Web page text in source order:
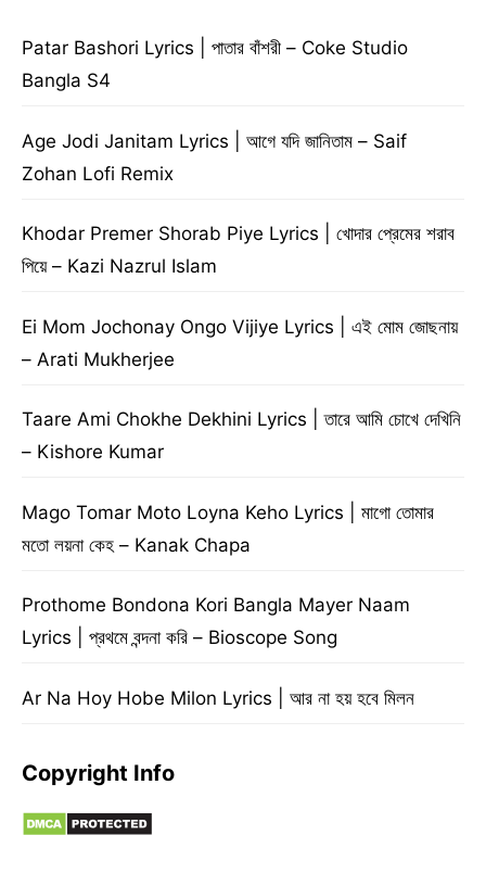
Patar Bashori Lyrics | পাতার বাঁশরী – Coke Studio
Bangla S4
Age Jodi Janitam Lyrics | আগে যদি জানিতাম – Saif
Zohan Lofi Remix
Khodar Premer Shorab Piye Lyrics | খোদার প্রেমের শরাব
পিয়ে – Kazi Nazrul Islam
Ei Mom Jochonay Ongo Vijiye Lyrics | এই মোম জোছনায়
– Arati Mukherjee
Taare Ami Chokhe Dekhini Lyrics | তারে আমি চোখে দেখিনি
– Kishore Kumar
Mago Tomar Moto Loyna Keho Lyrics | মাগো তোমার
মতো লয়না কেহ – Kanak Chapa
Prothome Bondona Kori Bangla Mayer Naam
Lyrics | প্রথমে বন্দনা করি – Bioscope Song
Ar Na Hoy Hobe Milon Lyrics | আর না হয় হবে মিলন
Copyright Info